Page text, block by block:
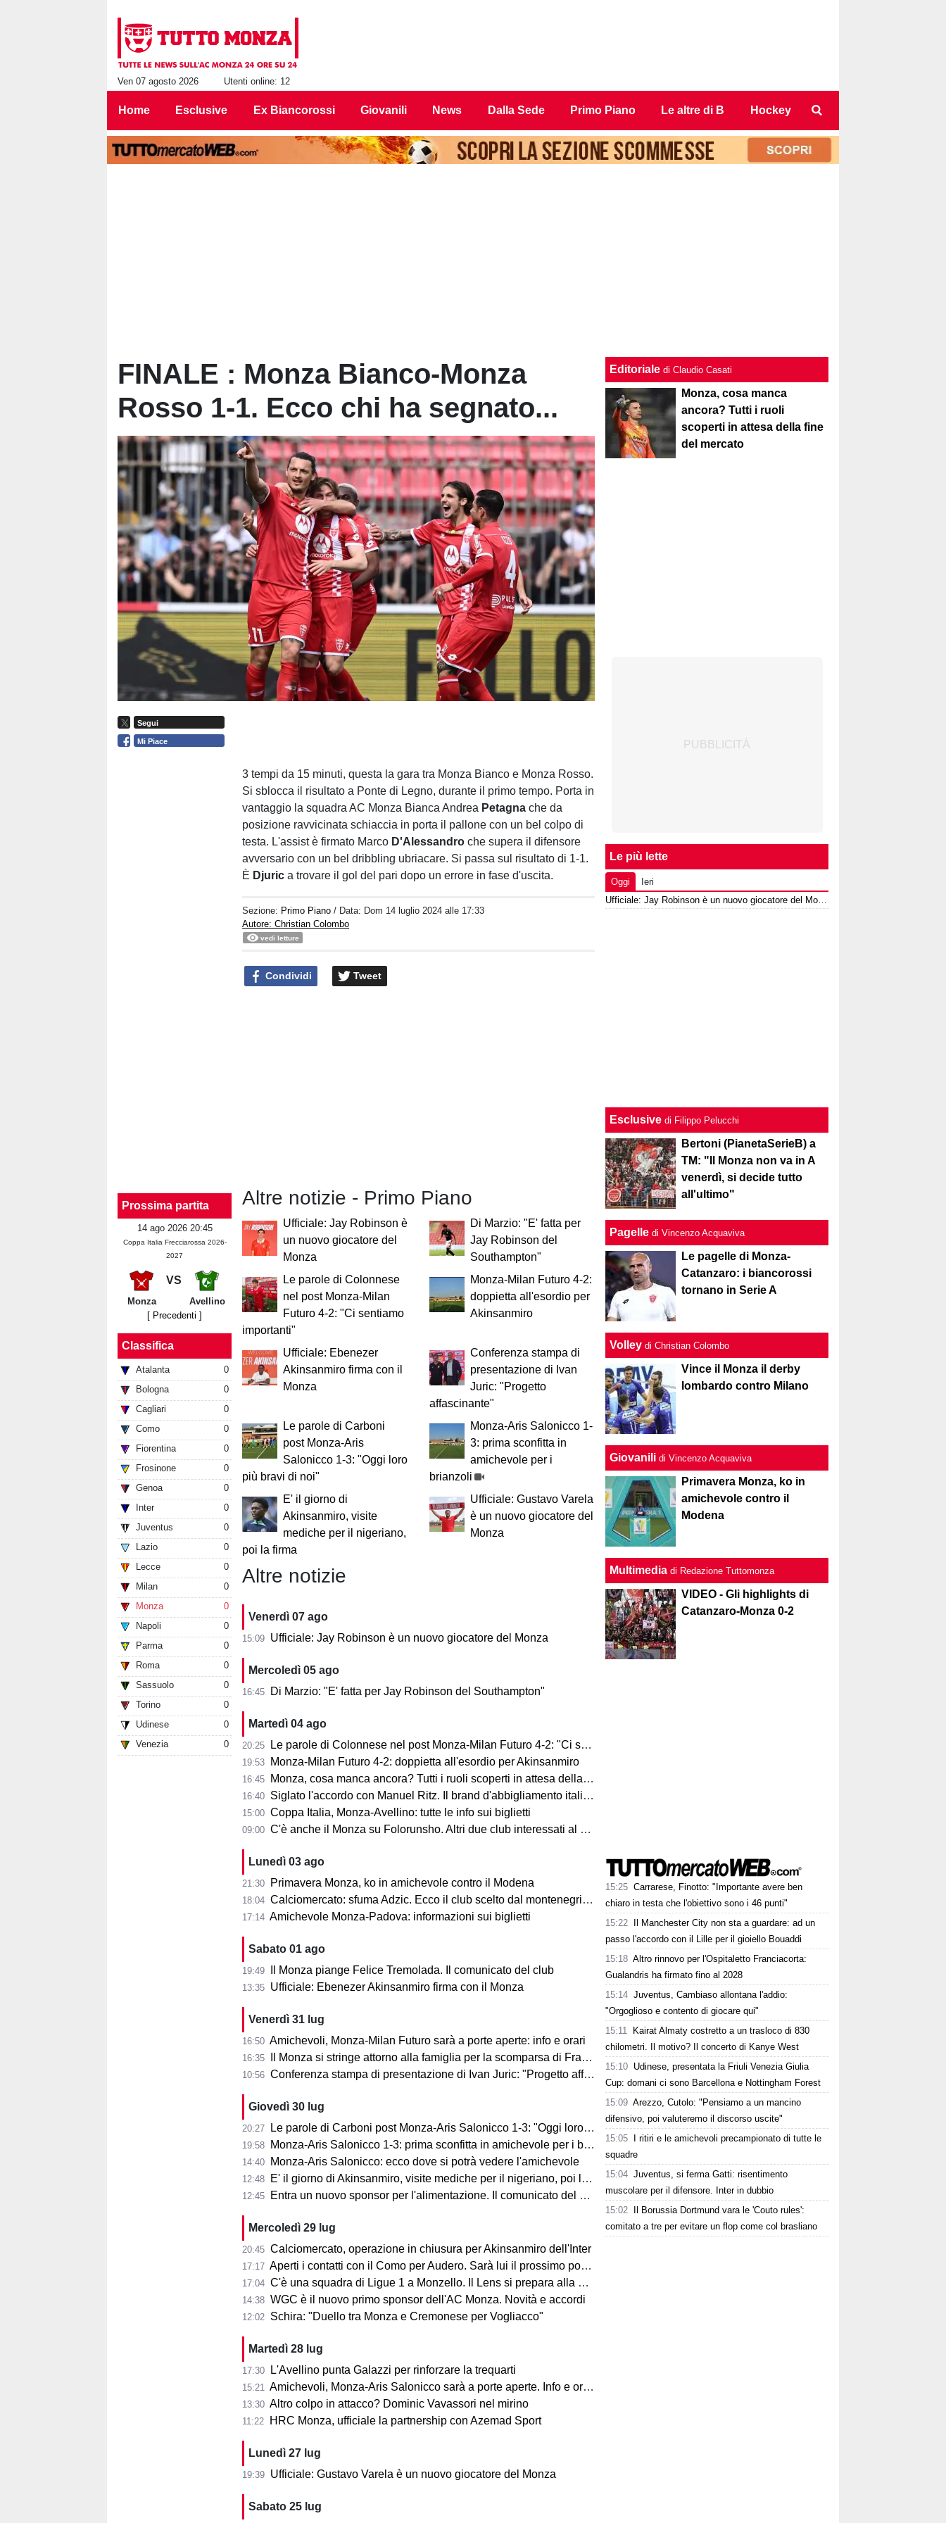
Ven 07 agosto 2026 Utenti online: 12
Home Esclusive Ex Biancorossi Giovanili News Dalla Sede Primo Piano Le altre di B Hockey
FINALE : Monza Bianco-Monza
Rosso 1-1. Ecco chi ha segnato...
Segui
Mi Piace
Prossima partita
14 ago 2026 20:45
Coppa Italia Frecciarossa 2026-
2027
VS
Monza
Avellino
[ Precedenti ]
Classifica
Atalanta
0
Bologna
0
Cagliari
0
Como
0
Fiorentina
0
Frosinone
0
Genoa
0
Inter
0
Juventus
0
Lazio
0
Lecce
0
Milan
0
Monza
0
Napoli
0
Parma
0
Roma
0
Sassuolo
0
Torino
0
Udinese
0
Venezia
0
3 tempi da 15 minuti, questa la gara tra Monza Bianco e Monza Rosso.
Si sblocca il risultato a Ponte di Legno, durante il primo tempo. Porta in
vantaggio la squadra AC Monza Bianca Andrea Petagna​​​​​​che da
posizione ravvicinata schiaccia in porta il pallone con un bel colpo di
testa. L'assist è firmato Marco D'Alessandro che supera il difensore
avversario con un bel dribbling ubriacare. Si passa sul risultato di 1-1.
È Djuric a trovare il gol del pari dopo un errore in fase d'uscita.
Sezione: Primo Piano / Data: Dom 14 luglio 2024 alle 17:33
Autore: Christian Colombo
vedi letture
Condividi Tweet
Altre notizie - Primo Piano
Ufficiale: Jay Robinson è
un nuovo giocatore del
Monza
Di Marzio: "E' fatta per
Jay Robinson del
Southampton"
Le parole di Colonnese
nel post Monza-Milan
Futuro 4-2: "Ci sentiamo
importanti"
Monza-Milan Futuro 4-2:
doppietta all'esordio per
Akinsanmiro
Ufficiale: Ebenezer
Akinsanmiro firma con il
Monza
Conferenza stampa di
presentazione di Ivan
Juric: "Progetto
affascinante"
Le parole di Carboni
post Monza-Aris
Salonicco 1-3: "Oggi loro
più bravi di noi"
Monza-Aris Salonicco 1-
3: prima sconfitta in
amichevole per i
brianzoli
E' il giorno di
Akinsanmiro, visite
mediche per il nigeriano,
poi la firma
Ufficiale: Gustavo Varela
è un nuovo giocatore del
Monza
Altre notizie
Venerdì 07 ago
15:09 Ufficiale: Jay Robinson è un nuovo giocatore del Monza
Mercoledì 05 ago
16:45 Di Marzio: "E' fatta per Jay Robinson del Southampton"
Martedì 04 ago
20:25 Le parole di Colonnese nel post Monza-Milan Futuro 4-2: "Ci sentiamo importanti"
19:53 Monza-Milan Futuro 4-2: doppietta all'esordio per Akinsanmiro
16:45 Monza, cosa manca ancora? Tutti i ruoli scoperti in attesa della fine del mercato
16:40 Siglato l'accordo con Manuel Ritz. Il brand d'abbigliamento italiano vestirà il Monza
15:00 Coppa Italia, Monza-Avellino: tutte le info sui biglietti
09:00 C'è anche il Monza su Folorunsho. Altri due club interessati al giocatore
Lunedì 03 ago
21:30 Primavera Monza, ko in amichevole contro il Modena
18:04 Calciomercato: sfuma Adzic. Ecco il club scelto dal montenegrino.
17:14 Amichevole Monza-Padova: informazioni sui biglietti
Sabato 01 ago
19:49 Il Monza piange Felice Tremolada. Il comunicato del club
13:35 Ufficiale: Ebenezer Akinsanmiro firma con il Monza
Venerdì 31 lug
16:50 Amichevoli, Monza-Milan Futuro sarà a porte aperte: info e orari
16:35 Il Monza si stringe attorno alla famiglia per la scomparsa di Franco Baresi
10:56 Conferenza stampa di presentazione di Ivan Juric: "Progetto affascinante"
Giovedì 30 lug
20:27 Le parole di Carboni post Monza-Aris Salonicco 1-3: "Oggi loro più bravi di noi"
19:58 Monza-Aris Salonicco 1-3: prima sconfitta in amichevole per i brianzoli
14:40 Monza-Aris Salonicco: ecco dove si potrà vedere l'amichevole
12:48 E' il giorno di Akinsanmiro, visite mediche per il nigeriano, poi la firma
12:45 Entra un nuovo sponsor per l'alimentazione. Il comunicato del club biancorosso
Mercoledì 29 lug
20:45 Calciomercato, operazione in chiusura per Akinsanmiro dell'Inter
17:17 Aperti i contatti con il Como per Audero. Sarà lui il prossimo portiere biancorosso?
17:04 C'è una squadra di Ligue 1 a Monzello. Il Lens si prepara alla Como Cup in Brianza
14:38 WGC è il nuovo primo sponsor dell'AC Monza. Novità e accordi
12:02 Schira: "Duello tra Monza e Cremonese per Vogliacco"
Martedì 28 lug
17:30 L'Avellino punta Galazzi per rinforzare la trequarti
15:21 Amichevoli, Monza-Aris Salonicco sarà a porte aperte. Info e orari
13:30 Altro colpo in attacco? Dominic Vavassori nel mirino
11:22 HRC Monza, ufficiale la partnership con Azemad Sport
Lunedì 27 lug
19:39 Ufficiale: Gustavo Varela è un nuovo giocatore del Monza
Sabato 25 lug
Editoriale di Claudio Casati
Monza, cosa manca
ancora? Tutti i ruoli
scoperti in attesa della fine
del mercato
Le più lette
Oggi
Ieri
Ufficiale: Jay Robinson è un nuovo giocatore del Monza
Esclusive di Filippo Pelucchi
Bertoni (PianetaSerieB) a
TM: "Il Monza non va in A
venerdì, si decide tutto
all'ultimo"
Pagelle di Vincenzo Acquaviva
Le pagelle di Monza-
Catanzaro: i biancorossi
tornano in Serie A
Volley di Christian Colombo
Vince il Monza il derby
lombardo contro Milano
Giovanili di Vincenzo Acquaviva
Primavera Monza, ko in
amichevole contro il
Modena
Multimedia di Redazione Tuttomonza
VIDEO - Gli highlights di
Catanzaro-Monza 0-2
15:25 Carrarese, Finotto: "Importante avere ben
chiaro in testa che l'obiettivo sono i 46 punti"
15:22
Il Manchester City non sta a guardare: ad un
passo l'accordo con il Lille per il gioiello Bouaddi
15:18 Altro rinnovo per l'Ospitaletto Franciacorta:
Gualandris ha firmato fino al 2028
15:14 Juventus, Cambiaso allontana l'addio:
"Orgoglioso e contento di giocare qui"
15:11
Kairat Almaty costretto a un trasloco di 830
chilometri. Il motivo? Il concerto di Kanye West
15:10 Udinese, presentata la Friuli Venezia Giulia
Cup: domani ci sono Barcellona e Nottingham Forest
15:09 Arezzo, Cutolo: "Pensiamo a un mancino
difensivo, poi valuteremo il discorso uscite"
15:05
I ritiri e le amichevoli precampionato di tutte le
squadre
15:04 Juventus, si ferma Gatti: risentimento
muscolare per il difensore. Inter in dubbio
15:02
Il Borussia Dortmund vara le 'Couto rules':
comitato a tre per evitare un flop come col brasliano